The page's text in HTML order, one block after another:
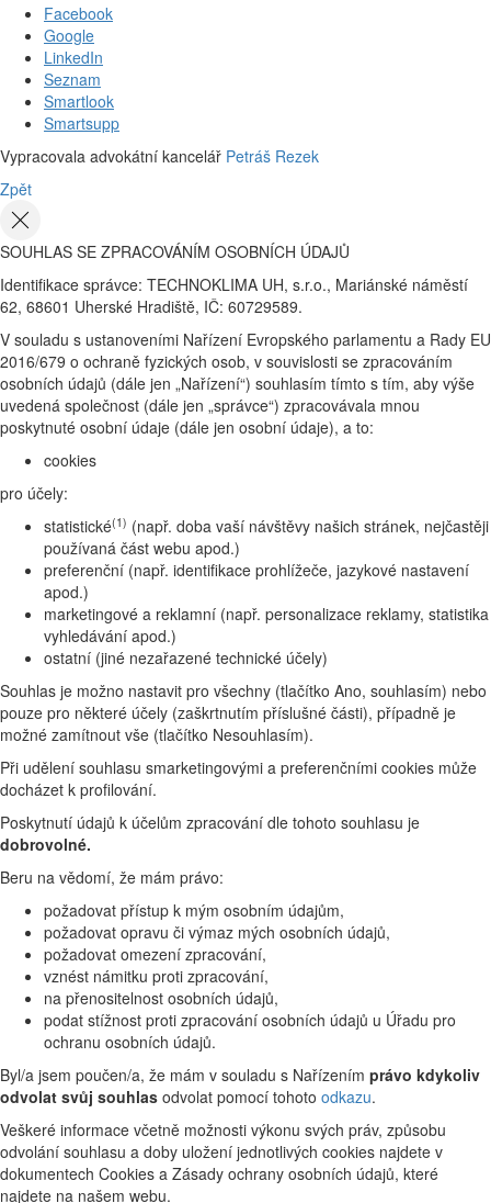
Facebook
Google
LinkedIn
Seznam
Smartlook
Smartsupp
Vypracovala advokátní kancelář Petráš Rezek
Zpět
SOUHLAS SE ZPRACOVÁNÍM OSOBNÍCH ÚDAJŮ
Identifikace správce: TECHNOKLIMA UH, s.r.o., Mariánské náměstí
62, 68601 Uherské Hradiště, IČ: 60729589.
V souladu s ustanoveními Nařízení Evropského parlamentu a Rady EU
2016/679 o ochraně fyzických osob, v souvislosti se zpracováním
osobních údajů (dále jen „Nařízení“) souhlasím tímto s tím, aby výše
uvedená společnost (dále jen „správce“) zpracovávala mnou
poskytnuté osobní údaje (dále jen osobní údaje), a to:
cookies
pro účely:
statistické(1) (např. doba vaší návštěvy našich stránek, nejčastěji
používaná část webu apod.)
preferenční (např. identifikace prohlížeče, jazykové nastavení
apod.)
marketingové a reklamní (např. personalizace reklamy, statistika
vyhledávání apod.)
ostatní (jiné nezařazené technické účely)
Souhlas je možno nastavit pro všechny (tlačítko Ano, souhlasím) nebo
pouze pro některé účely (zaškrtnutím příslušné části), případně je
možné zamítnout vše (tlačítko Nesouhlasím).
Při udělení souhlasu smarketingovými a preferenčními cookies může
docházet k profilování.
Poskytnutí údajů k účelům zpracování dle tohoto souhlasu je
dobrovolné.
Beru na vědomí, že mám právo:
požadovat přístup k mým osobním údajům,
požadovat opravu či výmaz mých osobních údajů,
požadovat omezení zpracování,
vznést námitku proti zpracování,
na přenositelnost osobních údajů,
podat stížnost proti zpracování osobních údajů u Úřadu pro
ochranu osobních údajů.
Byl/a jsem poučen/a, že mám v souladu s Nařízením právo kdykoliv
odvolat svůj souhlas odvolat pomocí tohoto odkazu.
Veškeré informace včetně možnosti výkonu svých práv, způsobu
odvolání souhlasu a doby uložení jednotlivých cookies najdete v
dokumentech Cookies a Zásady ochrany osobních údajů, které
najdete na našem webu.